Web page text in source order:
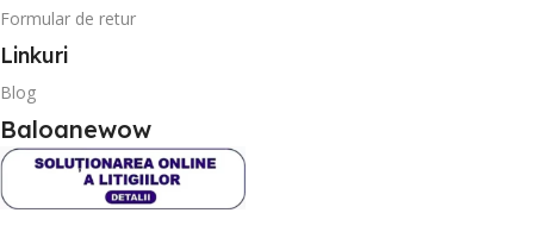
Formular de retur
Linkuri
Blog
Baloanewow